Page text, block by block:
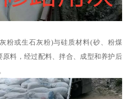
粉或生石灰粉)与硅质材料(砂、粉煤
料，经过配料、拌合、成型和养护后